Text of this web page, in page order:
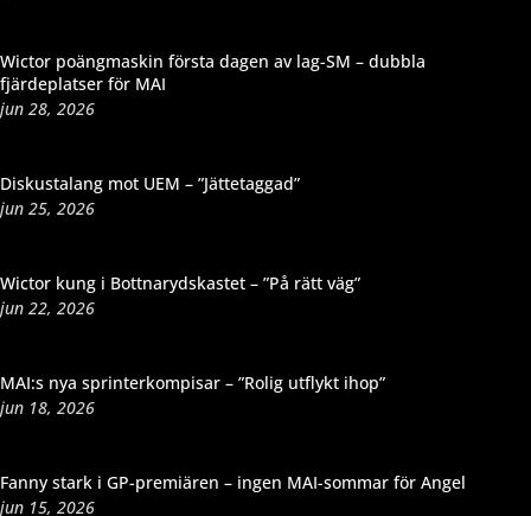
Wictor poängmaskin första dagen av lag-SM – dubbla
fjärdeplatser för MAI
jun 28, 2026
Diskustalang mot UEM – ”Jättetaggad”
jun 25, 2026
Wictor kung i Bottnarydskastet – ”På rätt väg”
jun 22, 2026
MAI:s nya sprinterkompisar – ”Rolig utflykt ihop”
jun 18, 2026
Fanny stark i GP-premiären – ingen MAI-sommar för Angel
jun 15, 2026